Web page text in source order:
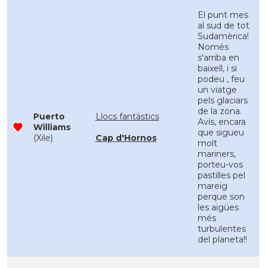
Puerto
Williams
(Xile)
Llocs fantàstics
Cap d'Hornos
El punt mes
al sud de tot
Sudamèrica!
Només
s'arriba en
baixell, i si
podeu , feu
un viatge
pels glaciars
de la zona.
Avís, encara
que sigueu
molt
mariners,
porteu-vos
pastilles pel
mareig
perque son
les aigües
més
turbulentes
del planeta!!